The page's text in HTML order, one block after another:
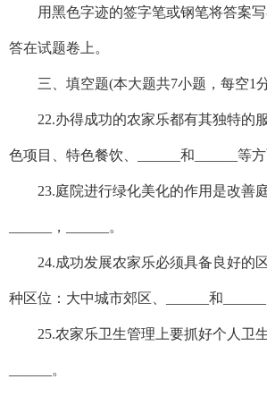
用黑色字迹的签字笔或钢笔将答案写
答在试题卷上。
三、填空题(本大题共7小题，每空1
22.办得成功的农家乐都有其独特的
色项目、特色餐饮、______和______等方
23.庭院进行绿化美化的作用是改善庭
______，______。
24.成功发展农家乐必须具备良好的
种区位：大中城市郊区、______和______
25.农家乐卫生管理上要抓好个人卫生
______。